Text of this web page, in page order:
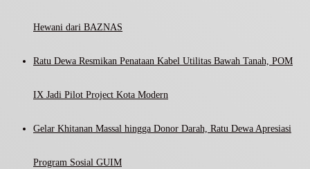
Hewani dari BAZNAS
Ratu Dewa Resmikan Penataan Kabel Utilitas Bawah Tanah, POM
IX Jadi Pilot Project Kota Modern
Gelar Khitanan Massal hingga Donor Darah, Ratu Dewa Apresiasi
Program Sosial GUIM